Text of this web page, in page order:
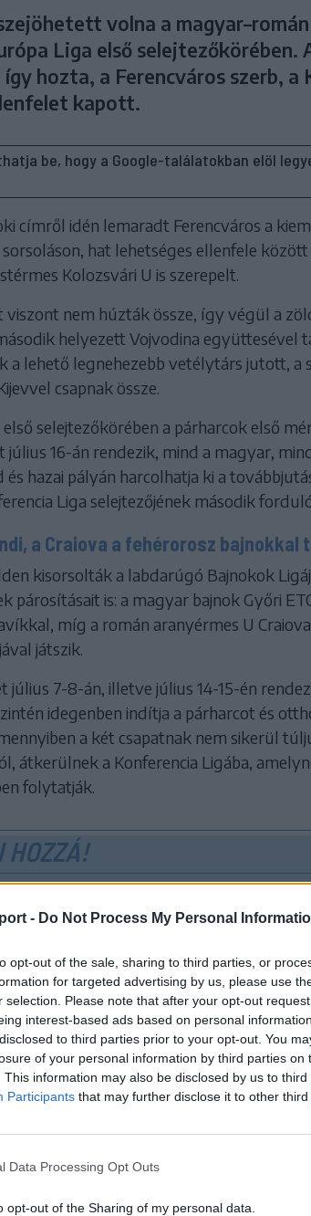
- Do Not Process My Personal
opt-out of the sale, sharing to third parties, or
for targeted advertising by us, please use
selection. Please note that after your opt-out
interest-based ads based on personal
to third parties prior to your opt-out. You
of your personal information by third parties on
This information may also be disclosed by us to
Participants that may further disclose it to other third
Data Processing Opt Outs
opt-out of the Sharing of my personal data.
volna a
Liga első selejtezőkörében.
hozta, a Ferencváros szerb, a
kapott.
be, hogy a Google-találatokban elöl
címről idén lemaradt Ferencváros a
hat lehetséges ellenfele
Kolozsvári U is szerepelt.
nem húzták össze, így végül a
helyezett Vojvodina együttesével
a lehető legnehezebb vetélytárs jutott, a
csapnak össze.
selejtezőkörében a párharcok első
július 16-án rendezik, mind a magyar,
és hazai pályán harcolhatja ki a
Liga selejtezőjének második
a Craiova a fehérorosz bajnokkal
kisorsolták a labdarúgó Bajnokok
párosításait is: a magyar bajnok Győri
míg a román aranyérmes U
játszik.
július 7-8-án, illetve július 14-15-én
idegenben indítja a párharcot és
a két csapatnak nem sikerül
átkerülnek a Konferencia Ligába,
folytatják.
HOZZÁ!